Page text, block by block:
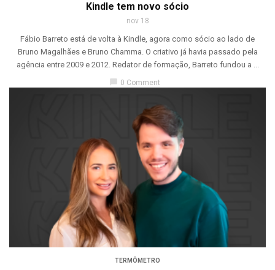
Kindle tem novo sócio
nov 18
Fábio Barreto está de volta à Kindle, agora como sócio ao lado de
Bruno Magalhães e Bruno Chamma. O criativo já havia passado pela
agência entre 2009 e 2012. Redator de formação, Barreto fundou a ...
chat_bubble 0 Comment
TERMÔMETRO